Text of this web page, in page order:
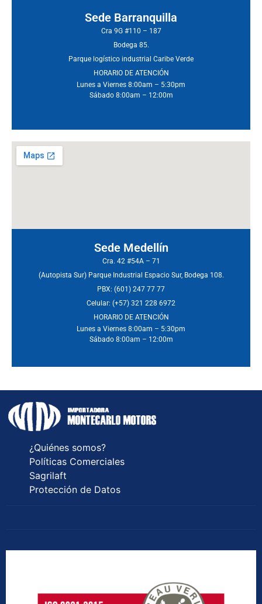
Sede Barranquilla
Cra 9G #110 – 187
Bodega 85.
Parque logístico industrial Caribe Verde
HORARIO DE ATENCIÓN
Lunes a Viernes 8:00am – 5:30pm
Sábado 8:00am – 12:00m
Sede Medellín
Cra. 42 #54A – 71
(Autopista Sur) Parque Industrial Espacio Sur, Bodega 108.
PBX: (601) 247 77 77
Celular: (+57) 321 228 6972
HORARIO DE ATENCIÓN
Lunes a Viernes 8:00am – 5:30pm
Sábado 8:00am – 12:00m
¿Quiénes somos?
Políticas Comerciales
Sagrilaft
Protección de Datos